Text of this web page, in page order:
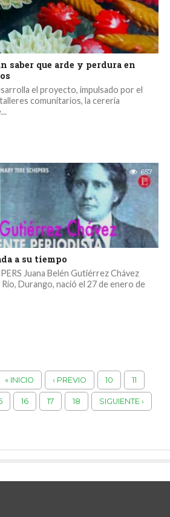
saber que arde y perdura en
el proyecto, impulsado por el
comunitarios, la cerería
657
a su tiempo
Juana Belén Gutiérrez Chávez
Durango, nació el 27 de enero de
« INICIO ‹ PREVIO 10 11
16 17 18 SIGUIENTE ›